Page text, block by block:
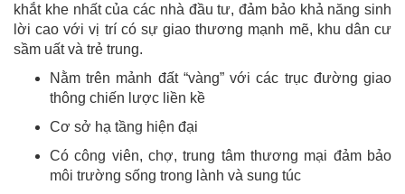
khắt khe nhất của các nhà đầu tư, đảm bảo khả năng sinh
lời cao với vị trí có sự giao thương mạnh mẽ, khu dân cư
sầm uất và trẻ trung.
Nằm trên mảnh đất “vàng” với các trục đường giao
thông chiến lược liền kề
Cơ sở hạ tầng hiện đại
Có công viên, chợ, trung tâm thương mại đảm bảo
môi trường sống trong lành và sung túc